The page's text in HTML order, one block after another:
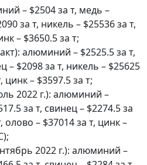
– $2504 за т, медь –
за т, никель – $25536 за т,
– $3650.5 за т;
алюминий – $2525.5 за т,
– $2098 за т, никель – $25625
цинк – $3597.5 за т;
2022 г.): алюминий –
за т, свинец – $2274.5 за
олово – $37014 за т, цинк –
2022 г.): алюминий –